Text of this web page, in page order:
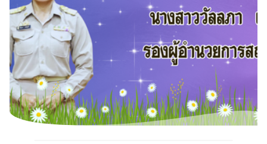
เรา
งกันการทุจริต
โลยีสารสนเทศ
กสาร
า